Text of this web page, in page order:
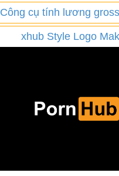
Công cụ tính lương
xhub Style Logo